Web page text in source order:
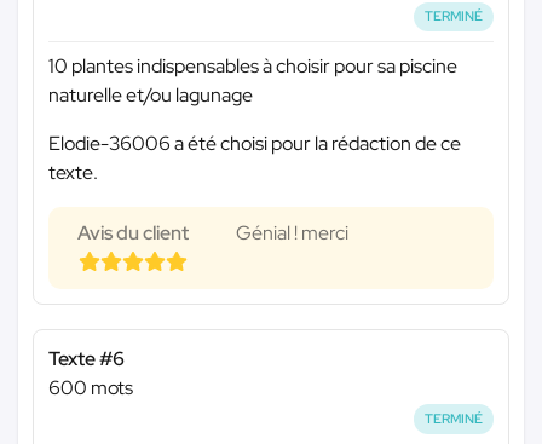
TERMINÉ
10 plantes indispensables à choisir pour sa piscine
naturelle et/ou lagunage
Elodie-36006 a été choisi pour la rédaction de ce
texte.
Avis du client Génial ! merci
Texte #6
600 mots
TERMINÉ